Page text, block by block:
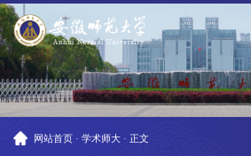
网站首页 · 学术师大 · 正文